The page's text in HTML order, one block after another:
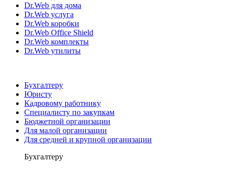
Dr.Web для дома
Dr.Web услуга
Dr.Web коробки
Dr.Web Office Shield
Dr.Web комплекты
Dr.Web утилиты
Бухгалтеру
Юристу
Кадровому работнику
Специалисту по закупкам
Бюджетной организации
Для малой организации
Для средней и крупной организации
Бухгалтеру